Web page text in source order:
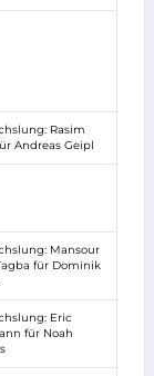
Rasim
Andreas Geipl
Mansour
für Dominik
Eric
für Noah